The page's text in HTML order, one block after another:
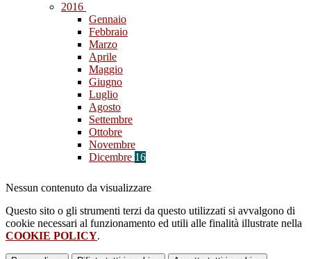
2016
Gennaio
Febbraio
Marzo
Aprile
Maggio
Giugno
Luglio
Agosto
Settembre
Ottobre
Novembre
Dicembre 16
Nessun contenuto da visualizzare
Questo sito o gli strumenti terzi da questo utilizzati si avvalgono di
cookie necessari al funzionamento ed utili alle finalità illustrate nella
COOKIE POLICY.